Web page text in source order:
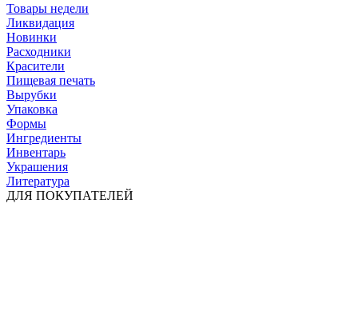
Товары недели
Ликвидация
Новинки
Расходники
Красители
Пищевая печать
Вырубки
Упаковка
Формы
Ингредиенты
Инвентарь
Украшения
Литература
ДЛЯ ПОКУПАТЕЛЕЙ